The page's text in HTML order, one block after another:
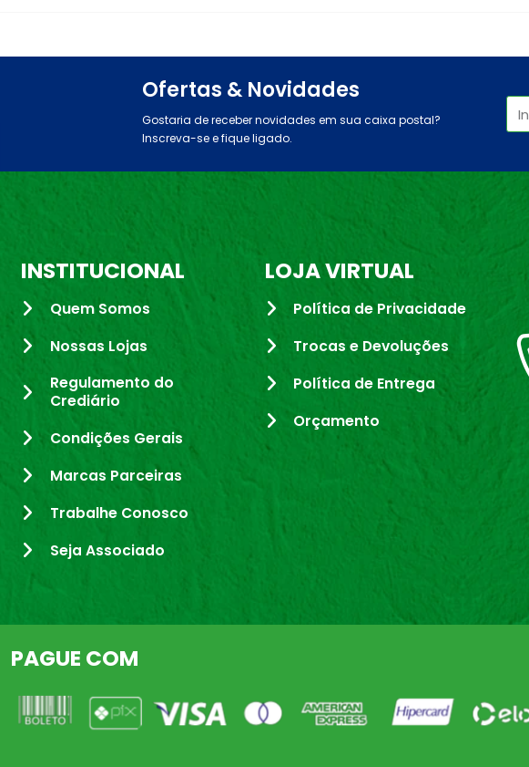
Ofertas & Novidades
Gostaria de receber novidades em sua caixa postal?
Inscreva-se e fique ligado.
INSTITUCIONAL
Quem Somos
Nossas Lojas
Regulamento do
Crediário
Condições Gerais
Marcas Parceiras
Trabalhe Conosco
Seja Associado
LOJA VIRTUAL
Política de Privacidade
Trocas e Devoluções
Política de Entrega
Orçamento
PAGUE COM